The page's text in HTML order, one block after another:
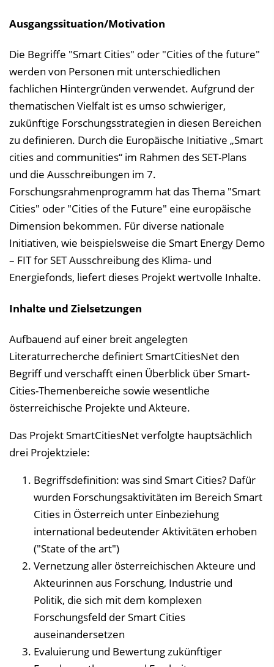
b
e
d
e
n
Ausgangssituation/Motivation
Die Begriffe "Smart Cities" oder "Cities of the future"
werden von Personen mit unterschiedlichen
fachlichen Hintergründen verwendet. Aufgrund der
thematischen Vielfalt ist es umso schwieriger,
zukünftige Forschungsstrategien in diesen Bereichen
zu definieren. Durch die Europäische Initiative „Smart
cities and communities“ im Rahmen des SET-Plans
und die Ausschreibungen im 7.
Forschungsrahmenprogramm hat das Thema "Smart
Cities" oder "Cities of the Future" eine europäische
Dimension bekommen. Für diverse nationale
Initiativen, wie beispielsweise die Smart Energy Demo
– FIT for SET Ausschreibung des Klima- und
Energiefonds, liefert dieses Projekt wertvolle Inhalte.
Inhalte und Zielsetzungen
Aufbauend auf einer breit angelegten
Literaturrecherche definiert SmartCitiesNet den
Begriff und verschafft einen Überblick über Smart-
Cities-Themenbereiche sowie wesentliche
österreichische Projekte und Akteure.
Das Projekt SmartCitiesNet verfolgte hauptsächlich
drei Projektziele:
Begriffsdefinition: was sind Smart Cities? Dafür
wurden Forschungsaktivitäten im Bereich Smart
Cities in Österreich unter Einbeziehung
international bedeutender Aktivitäten erhoben
("State of the art")
Vernetzung aller österreichischen Akteure und
Akteurinnen aus Forschung, Industrie und
Politik, die sich mit dem komplexen
Forschungsfeld der Smart Cities
auseinandersetzen
Evaluierung und Bewertung zukünftiger